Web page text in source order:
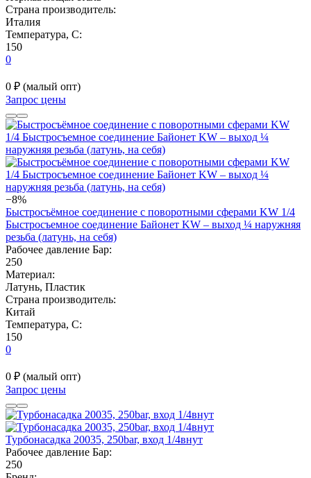
Страна производитель:
Италия
Температура, C:
150
0
0 ₽ (малый опт)
Запрос цены
−8%
Быстросъёмное соединение с поворотными сферами KW 1/4
Быстросъемное соединение Байонет KW – выход ¼ наружняя
резьба (латунь, на себя)
Рабочее давление Бар:
250
Материал:
Латунь, Пластик
Страна производитель:
Китай
Температура, C:
150
0
0 ₽ (малый опт)
Запрос цены
Турбонасадка 20035, 250bar, вход 1/4внут
Рабочее давление Бар:
250